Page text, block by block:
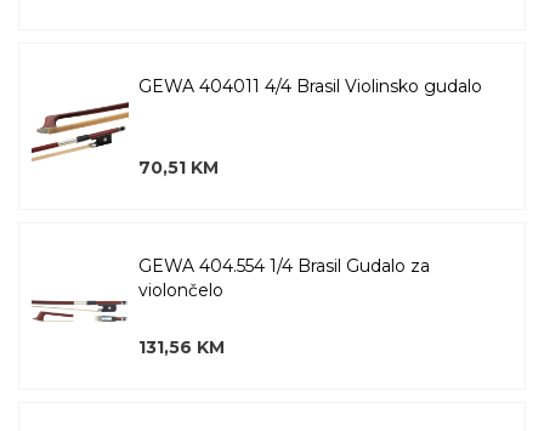
GEWA 404011 4/4 Brasil Violinsko gudalo
70,51 KM
GEWA 404.554 1/4 Brasil Gudalo za
violončelo
131,56 KM